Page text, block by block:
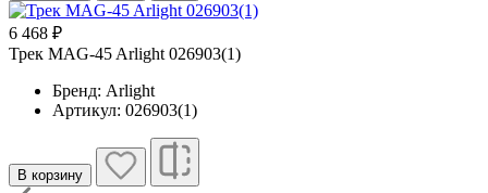
6 468 ₽
Трек MAG-45 Arlight 026903(1)
Бренд: Arlight
Артикул: 026903(1)
В корзину